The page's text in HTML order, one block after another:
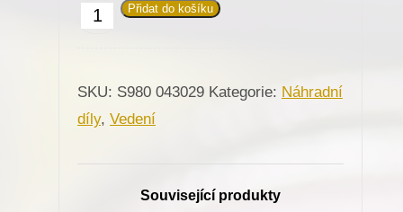
043029
do
knoflíku
Přidat do košíku
SKU: S980 043029 Kategorie: Náhradní
díly, Vedení
Související produkty